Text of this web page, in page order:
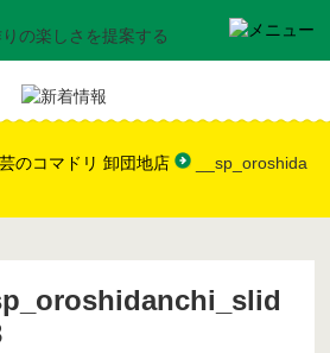
のコマドリ 卸団地店
__sp_oroshida